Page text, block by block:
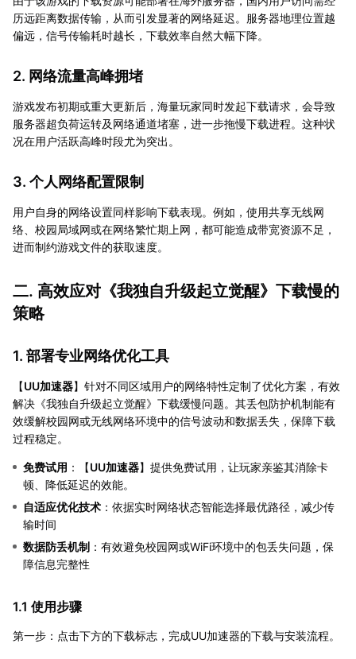
历远距离数据传输，从而引发显著的网络延迟。服务器地理位置越
偏远，信号传输耗时越长，下载效率自然大幅下降。
2. 网络流量高峰拥堵
游戏发布初期或重大更新后，海量玩家同时发起下载请求，会导致
服务器超负荷运转及网络通道堵塞，进一步拖慢下载进程。这种状
况在用户活跃高峰时段尤为突出。
3. 个人网络配置限制
用户自身的网络设置同样影响下载表现。例如，使用共享无线网
络、校园局域网或在网络繁忙期上网，都可能造成带宽资源不足，
进而制约游戏文件的获取速度。
二. 高效应对《我独自升级起立觉醒》下载慢的
策略
1. 部署专业网络优化工具
【UU加速器】针对不同区域用户的网络特性定制了优化方案，有效
解决《我独自升级起立觉醒》下载缓慢问题。其丢包防护机制能有
效缓解校园网或无线网络环境中的信号波动和数据丢失，保障下载
过程稳定。
免费试用 ：【UU加速器】提供免费试用，让玩家亲鉴其消除卡
顿、降低延迟的效能。
自适应优化技术 ：依据实时网络状态智能选择最优路径，减少传
输时间
数据防丢机制 ：有效避免校园网或WiFi环境中的包丢失问题，保
障信息完整性
1.1 使用步骤
第一步：点击下方的下载标志，完成UU加速器的下载与安装流程。